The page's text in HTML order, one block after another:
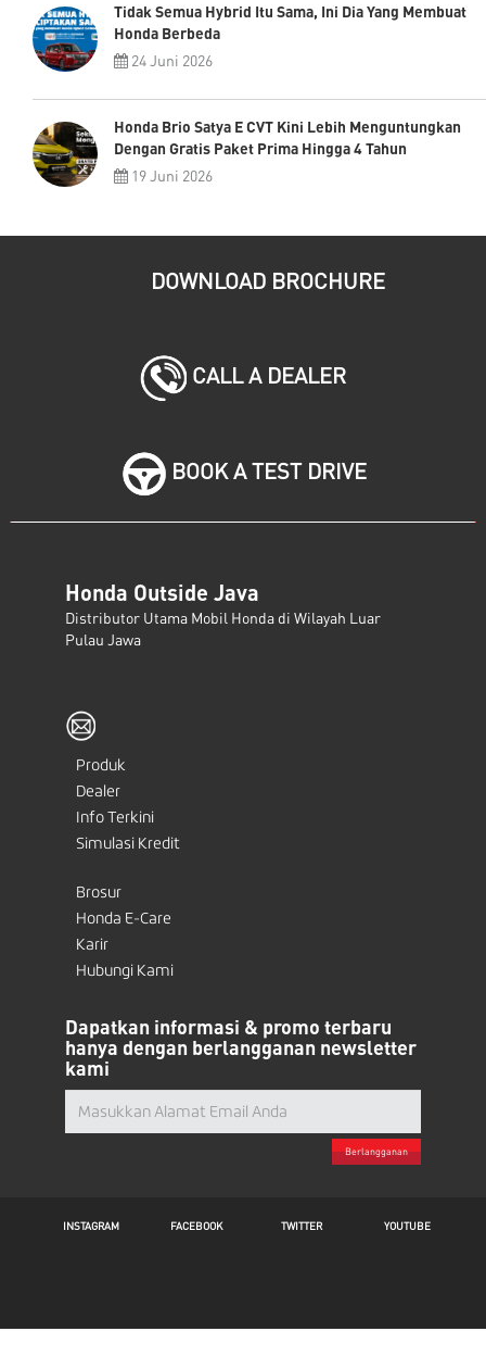
Tidak Semua Hybrid Itu Sama, Ini Dia Yang Membuat
Honda Berbeda
24 Juni 2026
Honda Brio Satya E CVT Kini Lebih Menguntungkan
Dengan Gratis Paket Prima Hingga 4 Tahun
19 Juni 2026
DOWNLOAD BROCHURE
CALL A DEALER
BOOK A TEST DRIVE
Honda Outside Java
Distributor Utama Mobil Honda di Wilayah Luar
Pulau Jawa
Produk
Dealer
Info Terkini
Simulasi Kredit
Brosur
Honda E-Care
Karir
Hubungi Kami
Dapatkan informasi & promo terbaru
hanya dengan berlangganan newsletter
kami
Berlangganan
INSTAGRAM FACEBOOK TWITTER YOUTUBE